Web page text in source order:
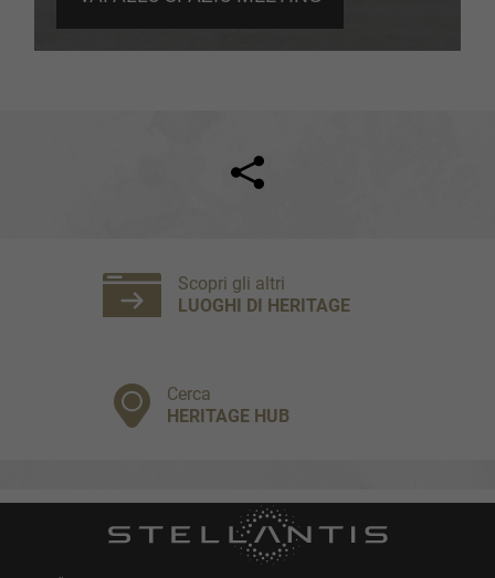
Facebook
Cerca
HERITAGE HUB
Scopri gli altri
LUOGHI DI HERITAGE